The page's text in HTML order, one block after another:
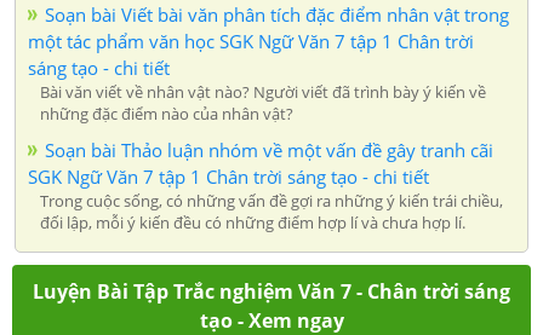
Soạn bài Viết bài văn phân tích đặc điểm nhân vật trong
một tác phẩm văn học SGK Ngữ Văn 7 tập 1 Chân trời
sáng tạo - chi tiết
Bài văn viết về nhân vật nào? Người viết đã trình bày ý kiến về
những đặc điểm nào của nhân vật?
Soạn bài Thảo luận nhóm về một vấn đề gây tranh cãi
SGK Ngữ Văn 7 tập 1 Chân trời sáng tạo - chi tiết
Trong cuộc sống, có những vấn đề gợi ra những ý kiến trái chiều,
đối lập, mỗi ý kiến đều có những điểm hợp lí và chưa hợp lí.
Luyện Bài Tập Trắc nghiệm Văn 7 - Chân trời sáng
tạo - Xem ngay